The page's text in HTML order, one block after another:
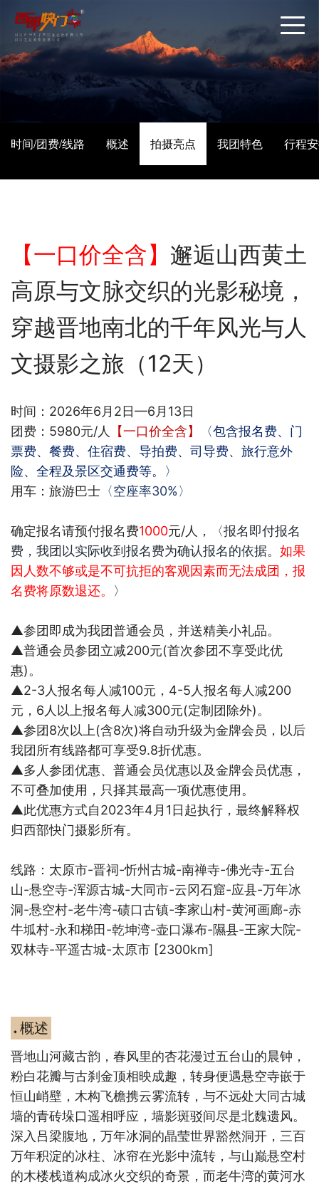
时间/团费/线路 概述 拍摄亮点 我团特色 行程
【一口价全含】 邂逅山西黄土
高原与文脉交织的光影秘境，
穿越晋地南北的千年风光与人
文摄影之旅（12天）
时间： 2026年6月2日—6 月13日
团费：5980元/人 【一口价全含】
〈包含报名费、门
票费、餐费、住宿费、导拍费、司导费、旅行意外
险、全程及景区交通费等。〉
用车：旅游巴士 〈空座率30%〉
确定报名请预付报名费1000元/人，
〈报名即付报名
费，我团以实际收到报名费为确认报名的依据。 如果
因人数不够或是不可抗拒的客观因素而无法成团，报
名费将原数退还。 〉
▲参团即成为我团普通会员，并送精美小礼品。
▲普通会员参团立减200元(首次参团不享受此优
惠)。
▲2-3人报名每人减100元， 4-5 人报名每人减200
元， 6 人以上报名每人减300元(定制团除外)。
▲参团8次以上(含8次)将自动升级为金牌会员，以后
我团所有线路都可享受9.8折优惠。
▲多人参团优惠、普通会员优惠以及金牌会员优惠，
不可叠加使用，只择其最高一项优惠使用。
▲此优惠方式自2023年4 月 1日起执行，最终解释权
归西部快门摄影所有。
线路：太原市-晋祠-忻州古城-南禅寺-佛光寺-五台
山-悬空寺-浑源古城-大同市-云冈石窟-应县-万年冰
洞-悬空村-老牛湾-碛口古镇-李家山村-黄河画廊-赤
牛坬村-永和梯田-乾坤湾-壶口瀑布-隰县-王家大院-
双林寺-平遥古城-太原市 [2300km]
◆ 概述
晋地山河藏古韵，春风里的杏花漫过五台山的晨钟，
粉白花瓣与古刹金顶相映成趣，转身便遇悬空寺嵌于
恒山峭壁，木构飞檐携云雾流转，与不远处大同古城
墙的青砖垛口遥相呼应，墙影斑驳间尽是北魏遗风。
深入吕梁腹地，万年冰洞的晶莹世界豁然洞开，三百
万年积淀的冰柱、冰帘在光影中流转，与山巅悬空村
的木楼栈道构成冰火交织的奇景，而老牛湾的黄河水